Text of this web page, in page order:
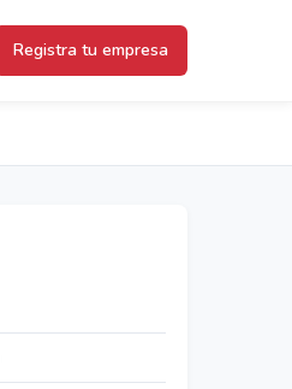
Registra tu empresa